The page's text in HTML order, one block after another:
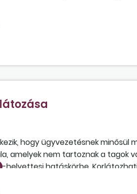
hogy ügyvezetésnek minősül
amelyek nem tartoznak a tagok
-helyettesi hatáskörbe.
szervezetében alatta álló